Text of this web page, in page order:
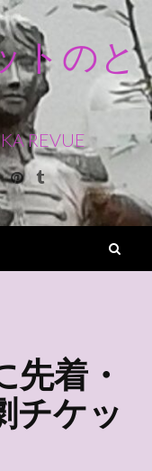
トのと
REVUE
Pinterest
Tumblr
先着・
チケッ